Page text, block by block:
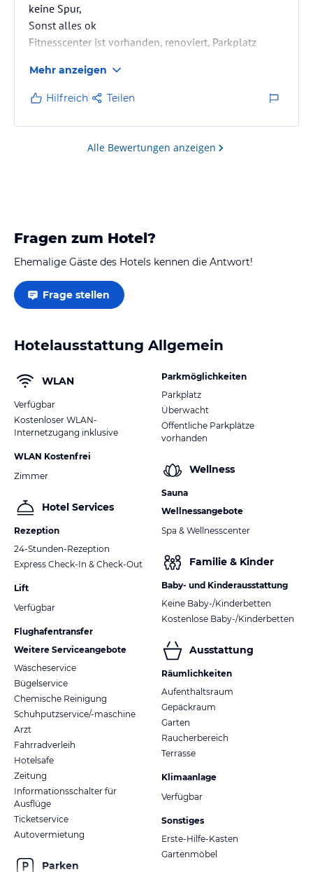
keine Spur,
Sonst alles ok
Fitnesscenter ist vorhanden, renoviert, Parkplatz
Mehr anzeigen
Hilfreich Teilen
Alle Bewertungen anzeigen
Fragen zum Hotel?
Ehemalige Gäste des Hotels kennen die Antwort!
Frage stellen
Hotelausstattung Allgemein
WLAN
Verfügbar
Kostenloser WLAN-
Internetzugang inklusive
WLAN Kostenfrei
Zimmer
Hotel Services
Rezeption
24-Stunden-Rezeption
Express Check-In & Check-Out
Lift
Verfügbar
Flughafentransfer
Weitere Serviceangebote
Wäscheservice
Bügelservice
Chemische Reinigung
Schuhputzservice/-maschine
Arzt
Fahrradverleih
Hotelsafe
Zeitung
Informationsschalter für
Ausflüge
Ticketservice
Autovermietung
Parken
Parkmöglichkeiten
Parkplatz
Überwacht
Öffentliche Parkplätze
vorhanden
Wellness
Sauna
Wellnessangebote
Spa & Wellnesscenter
Familie & Kinder
Baby- und Kinderausstattung
Keine Baby-/Kinderbetten
Kostenlose Baby-/Kinderbetten
Ausstattung
Räumlichkeiten
Aufenthaltsraum
Gepäckraum
Garten
Raucherbereich
Terrasse
Klimaanlage
Verfügbar
Sonstiges
Erste-Hilfe-Kasten
Gartenmöbel